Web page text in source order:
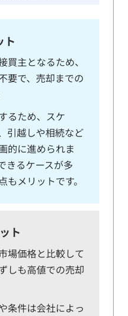
ト
買主となるため、
要で、売却までの
るため、スケ
引越しや相続など
的に進められま
きるケースが多
もメリットです。
ト
場価格と比較して
しも高値での売却
条件は会社によっ